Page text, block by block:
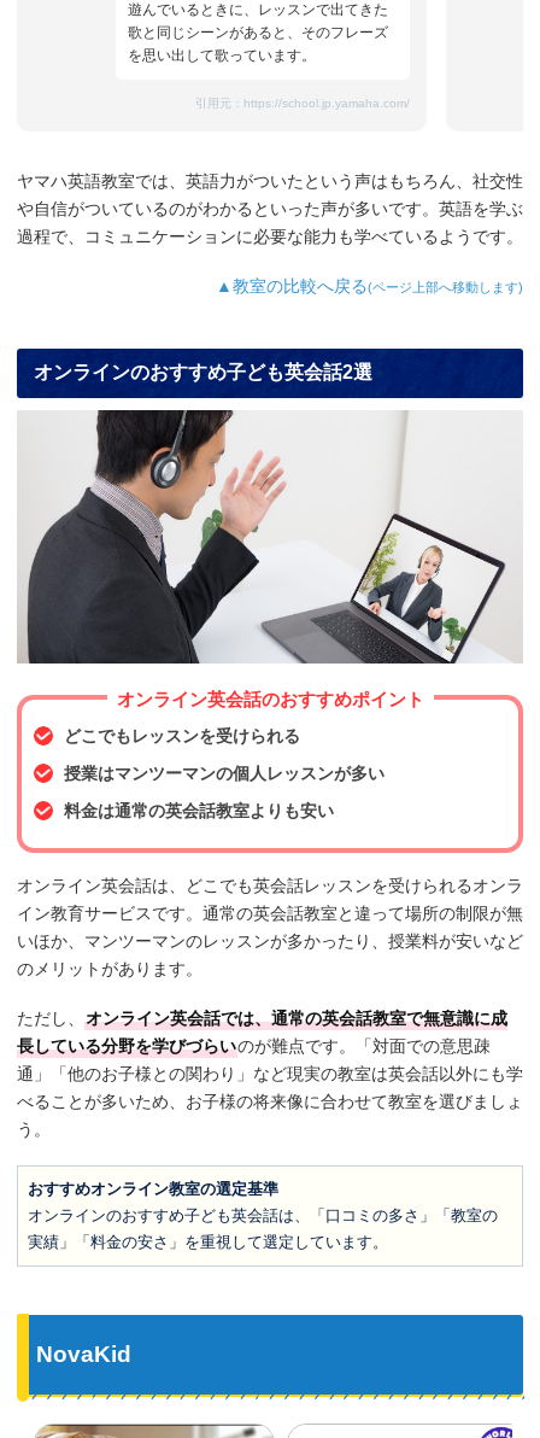
遊んでいるときに、レッスンで出てきた
歌と同じシーンがあると、そのフレーズ
を思い出して歌っています。
引用元： https://school.jp.yamaha.com/
ヤマハ英語教室では、英語力がついたという声はもちろん、社交性
や自信がついているのがわかるといった声が多いです。英語を学ぶ
過程で、コミュニケーションに必要な能力も学べているようです。
▲教室の比較へ戻る(ページ上部へ移動します)
オンラインのおすすめ子ども英会話2選
オンライン英会話のおすすめポイント
どこでもレッスンを受けられる
授業はマンツーマンの個人レッスンが多い
料金は通常の英会話教室よりも安い
オンライン英会話は、どこでも英会話レッスンを受けられるオンラ
イン教育サービスです。通常の英会話教室と違って場所の制限が無
いほか、マンツーマンのレッスンが多かったり、授業料が安いなど
のメリットがあります。
ただし、 オンライン英会話では、通常の英会話教室で無意識に成
長している分野を学びづらいのが難点です。「対面での意思疎
通」「他のお子様との関わり」など現実の教室は英会話以外にも学
べることが多いため、お子様の将来像に合わせて教室を選びましょ
う。
おすすめオンライン教室の選定基準
オンラインのおすすめ子ども英会話は、「口コミの多さ」「教室の
実績」「料金の安さ」を重視して選定しています。
NovaKid